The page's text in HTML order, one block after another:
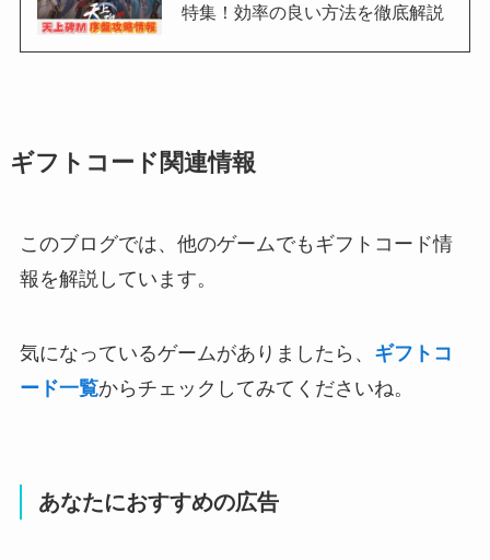
特集！効率の良い方法を徹底解説
ギフトコード関連情報
このブログでは、他のゲームでもギフトコード情
報を解説しています。
気になっているゲームがありましたら、 ギフトコ
ード一覧からチェックしてみてくださいね。
あなたにおすすめの広告